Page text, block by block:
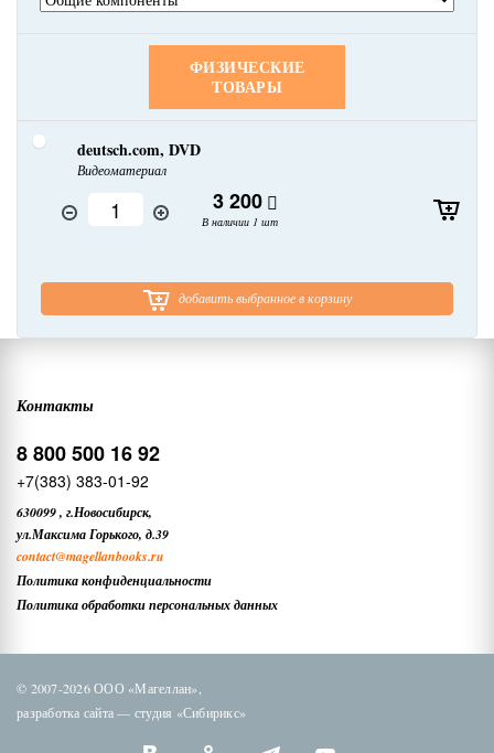
ФИЗИЧЕСКИЕ
ТОВАРЫ
deutsch.com, DVD
Видеоматериал
3 200
В наличии 1 шт
добавить выбранное в корзину
Контакты
8 800 500 16 92
+7(383) 383-01-92
630099, г.Новосибирск,
ул.Максима Горького, д.39
contact@magellanbooks.ru
Политика конфиденциальности
Политика обработки персональных данных
© 2007-2026 ООО «Магеллан»,
разработка сайта — студия «Сибирикс»